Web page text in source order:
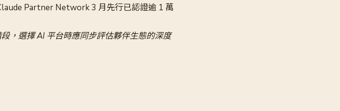
Partner Network 3 月先行已認證逾 1 萬
，選擇 AI 平台時應同步評估夥伴生態的深度